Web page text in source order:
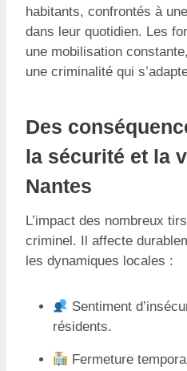
habitants, confrontés à
dans leur quotidien. Les
une mobilisation
une criminalité qui
Des
la sécurité et la
Nantes
L’impact des nombreux
criminel. Il affecte
les dynamiques locales :
Sentiment
résidents.
Fermeture